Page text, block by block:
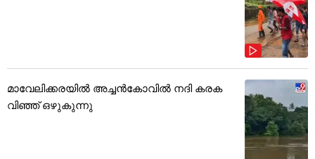
മാവേലിക്കരയിൽ അച്ചൻകോവിൽ നദി കരക
വിഞ്ഞ് ഒഴുകുന്നു